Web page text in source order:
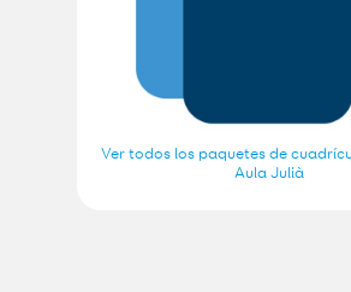
Ver todos los paquetes de
Aula Julià